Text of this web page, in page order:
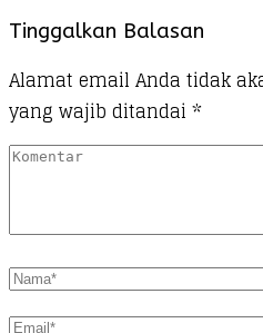
Tinggalkan Balasan
Alamat email Anda tidak
yang wajib ditandai *